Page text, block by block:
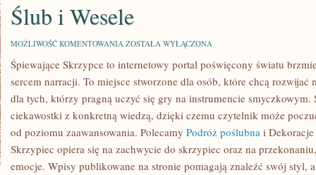
Ślub i Wesele
MOŻLIWOŚĆ KOMENTOWANIA ŚLUB
WESELE
ZOSTAŁA WYŁĄCZONA
Śpiewające Skrzypce to internetowy portal poświęcony światu
sercem narracji. To miejsce stworzone dla osób, które chcą rozwijać
dla tych, którzy pragną uczyć się gry na instrumencie smyczkowym.
ciekawostki z konkretną wiedzą, dzięki czemu czytelnik może
od poziomu zaawansowania. Polecamy Podróż poślubna i
Skrzypiec opiera się na zachwycie do skrzypiec oraz na
emocje. Wpisy publikowane na stronie pomagają znaleźć swój styl,